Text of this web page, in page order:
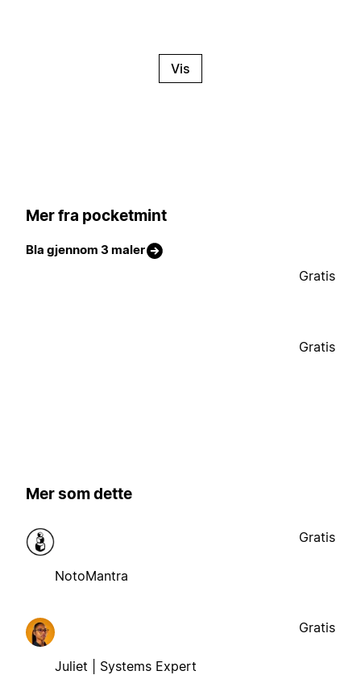
Vis
Mer fra pocketmint
Bla gjennom 3 maler
Gratis
Gratis
Mer som dette
NotoMantra
Gratis
Juliet | Systems Expert
Gratis